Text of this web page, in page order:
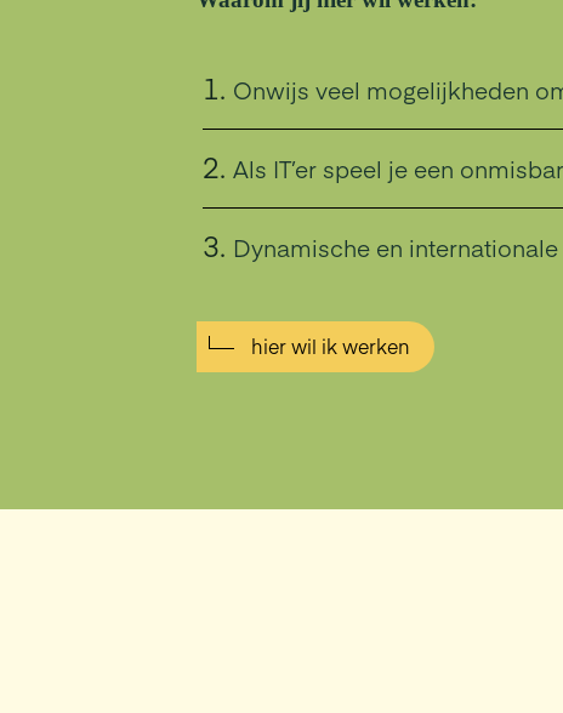
Onwijs veel mogelijkheden
Als IT’er speel je een
Dynamische en
hier wil ik werken